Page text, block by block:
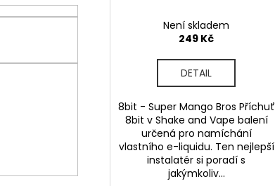
Není skladem
249 Kč
DETAIL
8bit - Super Mango Bros Příchuť
8bit v Shake and Vape balení
určená pro namíchání
vlastního e-liquidu. Ten nejlepší
instalatér si poradí s
jakýmkoliv...